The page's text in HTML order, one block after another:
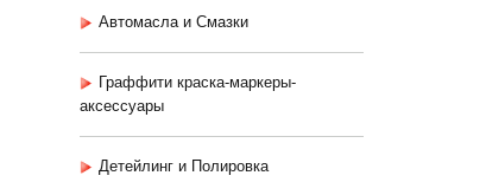
Автомасла и Смазки
Граффити краска-маркеры-
аксессуары
Детейлинг и Полировка